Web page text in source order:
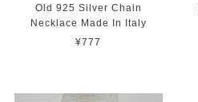
Old 925 Silver Chain
Necklace Made In Italy
¥777